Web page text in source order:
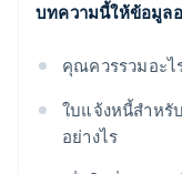
เรียนรู้จากประสบ
บทความนี้ให้ข้อมูล
คุณควรรวมอะไ
ใบแจ้งหนี้สำหรั
อย่างไร